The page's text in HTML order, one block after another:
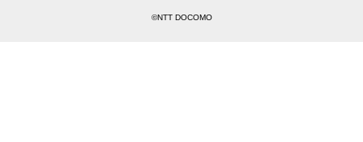
©NTT DOCOMO